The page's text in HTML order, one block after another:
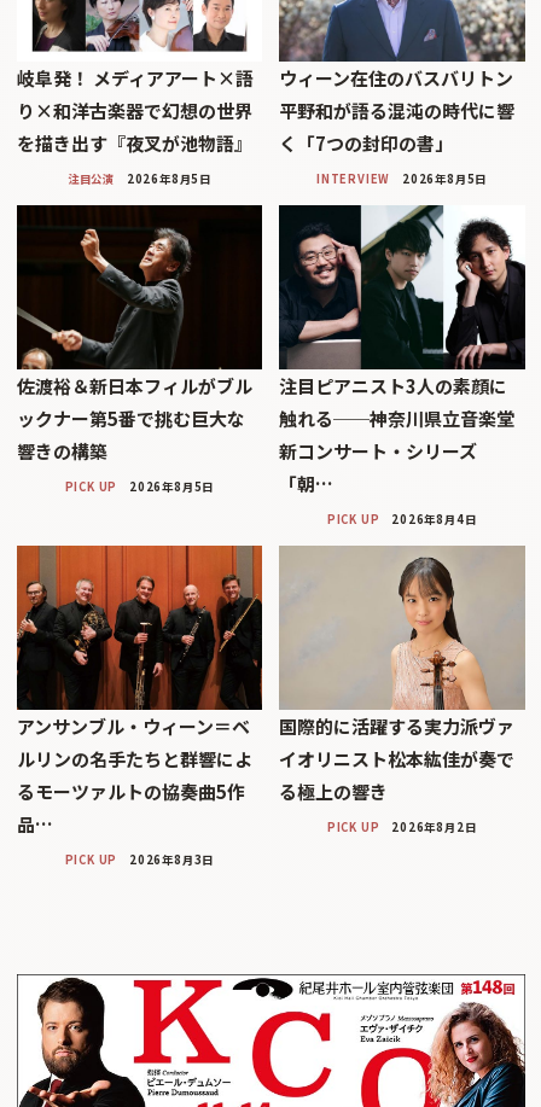
岐阜発！ メディアアート×語
り×和洋古楽器で幻想の世界
を描き出す『夜叉が池物語』
注目公演 2026年8月5日
ウィーン在住のバスバリトン
平野和が語る混沌の時代に響
く「7つの封印の書」
INTERVIEW 2026年8月5日
佐渡裕＆新日本フィルがブル
ックナー第5番で挑む巨大な
響きの構築
PICK UP 2026年8月5日
注目ピアニスト3人の素顔に
触れる──神奈川県立音楽堂
新コンサート・シリーズ
「朝…
PICK UP 2026年8月4日
アンサンブル・ウィーン＝ベ
ルリンの名手たちと群響によ
るモーツァルトの協奏曲5作
品…
PICK UP 2026年8月3日
国際的に活躍する実力派ヴァ
イオリニスト松本紘佳が奏で
る極上の響き
PICK UP 2026年8月2日